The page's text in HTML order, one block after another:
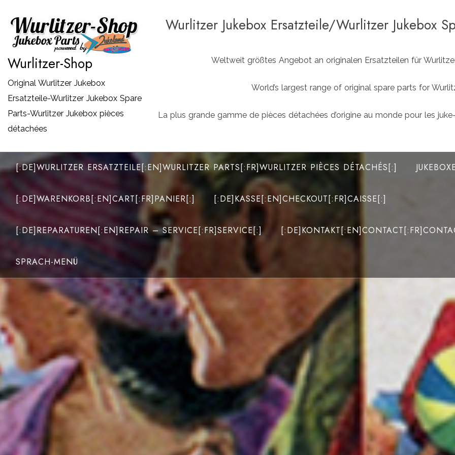
Inhalt
springen
Wurlitzer-Shop
Original Wurlitzer Jukebox
Ersatzteile-Wurlitzer Jukebox Spare
Parts-Wurlitzer Jukebox pièces
détachées
Wurlitzer Jukebox Ersatzteile/Wurlitzer Jukebox
Weltweit größtes Angebot an originalen Ersatzteilen für
World’s largest range of original spare parts for
La plus grande gamme de pièces détachées d’origine au monde pour les
[:DE]WURLITZER ERSATZTEILE[:EN]WURLITZER PARTS[:FR]WURLITZER PIÈCES DÉTACHÉS[:]
[:DE]WARENKORB[:EN]CART[:FR]PANIER[:] [:DE]KASSE[:EN]CHECKOUT[:FR]CAISSE[:]
[:DE]REPARATUREN[:EN]REPAIR – SERVICE[:FR]SERVICE[:]
SPRACH-MENÜ